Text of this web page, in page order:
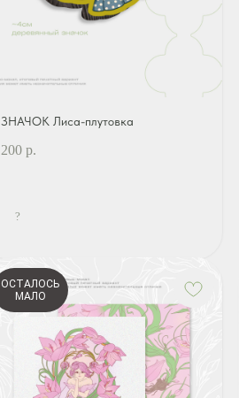
ЗНАЧОК Лиса-плутовка
200 р.
?
ОСТАЛОСЬ
МАЛО